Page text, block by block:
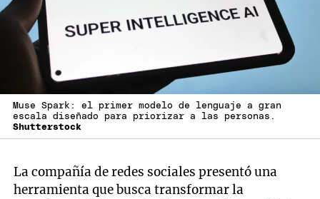
Muse Spark: el primer modelo de lenguaje a gran
escala diseñado para priorizar a las personas.
Shutterstock
La compañía de redes sociales presentó una
herramienta que busca transformar la